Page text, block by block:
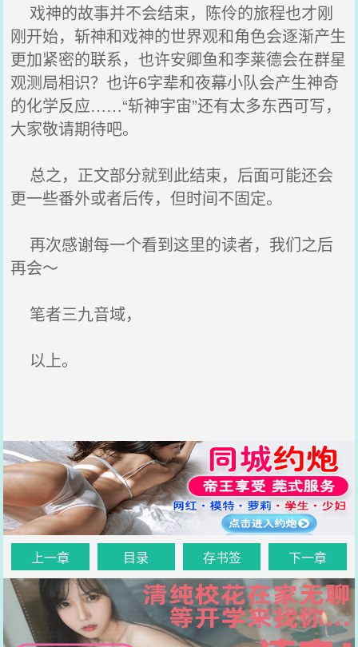
戏神的故事并不会结束，陈伶的旅程也才刚
刚开始，斩神和戏神的世界观和角色会逐渐产生
更加紧密的联系，也许安卿鱼和李莱德会在群星
观测局相识？也许6字辈和夜幕小队会产生神奇
的化学反应……“斩神宇宙”还有太多东西可写，
大家敬请期待吧。
总之，正文部分就到此结束，后面可能还会
更一些番外或者后传，但时间不固定。
再次感谢每一个看到这里的读者，我们之后
再会～
笔者三九音域，
以上。
上一章 目录 存书签 下一章